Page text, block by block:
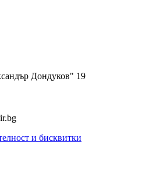
Дондуков" 19
и бисквитки